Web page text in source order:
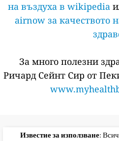
на въздуха в wikipedia
airnow за качеството
За много полезни
Ричард Сейнт Сир от
Известие за използване: